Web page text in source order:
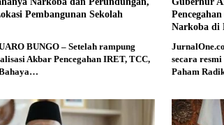
Pembangunan Sekolah
BUNGO – Setelah rampung
Akbar Pencegahan IRET, TCC,
Narkoba di
secara
Paham